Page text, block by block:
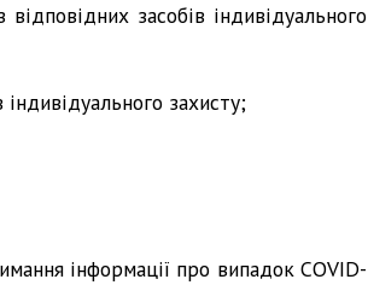
засобів індивідуального
захисту;
інформації про випадок COVID-